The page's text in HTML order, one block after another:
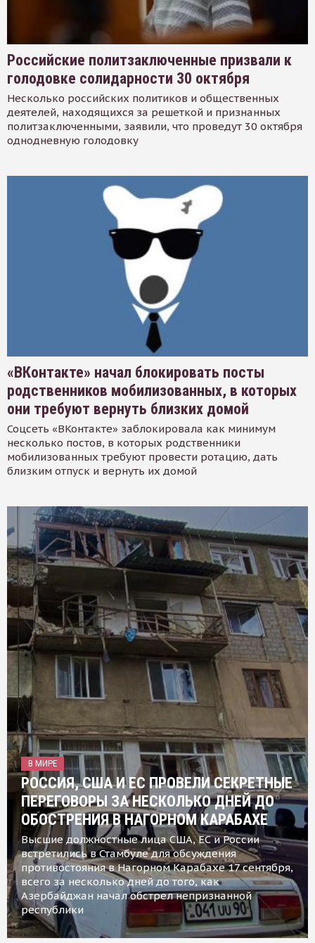
Российские политзаключенные призвали к
голодовке солидарности 30 октября
Несколько российских политиков и общественных
деятелей, находящихся за решеткой и признанных
политзаключенными, заявили, что проведут 30 октября
однодневную голодовку
«ВКонтакте» начал блокировать посты
родственников мобилизованных, в которых
они требуют вернуть близких домой
Соцсеть «ВКонтакте» заблокировала как минимум
несколько постов, в которых родственники
мобилизованных требуют провести ротацию, дать
близким отпуск и вернуть их домой
В МИРЕ
РОССИЯ, США И ЕС ПРОВЕЛИ СЕКРЕТНЫЕ
ПЕРЕГОВОРЫ ЗА НЕСКОЛЬКО ДНЕЙ ДО
ОБОСТРЕНИЯ В НАГОРНОМ КАРАБАХЕ
Высшие должностные лица США, ЕС и России
встретились в Стамбуле для обсуждения
противостояния в Нагорном Карабахе 17 сентября,
всего за несколько дней до того, как
Азербайджан начал обстрел непризнанной
республики